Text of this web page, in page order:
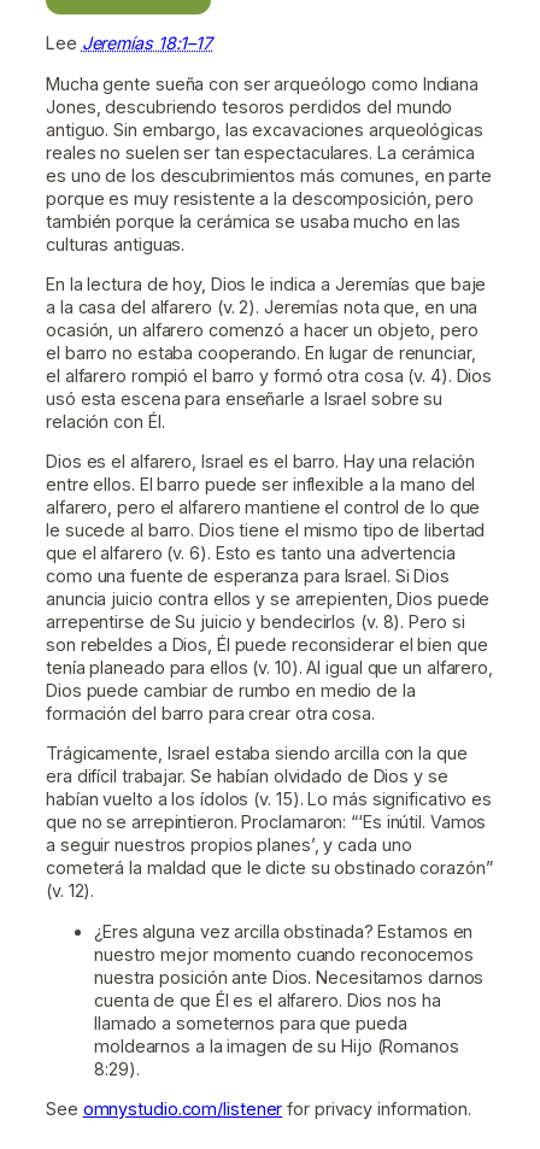
Lee Jeremías 18:1–17
Mucha gente sueña con ser arqueólogo como Indiana
Jones, descubriendo tesoros perdidos del mundo
antiguo. Sin embargo, las excavaciones arqueológicas
reales no suelen ser tan espectaculares. La cerámica
es uno de los descubrimientos más comunes, en parte
porque es muy resistente a la descomposición, pero
también porque la cerámica se usaba mucho en las
culturas antiguas.
En la lectura de hoy, Dios le indica a Jeremías que baje
a la casa del alfarero (v. 2). Jeremías nota que, en una
ocasión, un alfarero comenzó a hacer un objeto, pero
el barro no estaba cooperando. En lugar de renunciar,
el alfarero rompió el barro y formó otra cosa (v. 4). Dios
usó esta escena para enseñarle a Israel sobre su
relación con Él.
Dios es el alfarero, Israel es el barro. Hay una relación
entre ellos. El barro puede ser inflexible a la mano del
alfarero, pero el alfarero mantiene el control de lo que
le sucede al barro. Dios tiene el mismo tipo de libertad
que el alfarero (v. 6). Esto es tanto una advertencia
como una fuente de esperanza para Israel. Si Dios
anuncia juicio contra ellos y se arrepienten, Dios puede
arrepentirse de Su juicio y bendecirlos (v. 8). Pero si
son rebeldes a Dios, Él puede reconsiderar el bien que
tenía planeado para ellos (v. 10). Al igual que un alfarero,
Dios puede cambiar de rumbo en medio de la
formación del barro para crear otra cosa.
Trágicamente, Israel estaba siendo arcilla con la que
era difícil trabajar. Se habían olvidado de Dios y se
habían vuelto a los ídolos (v. 15). Lo más significativo es
que no se arrepintieron. Proclamaron: “‘Es inútil. Vamos
a seguir nuestros propios planes’, y cada uno
cometerá la maldad que le dicte su obstinado corazón”
(v. 12).
¿Eres alguna vez arcilla obstinada? Estamos en
nuestro mejor momento cuando reconocemos
nuestra posición ante Dios. Necesitamos darnos
cuenta de que Él es el alfarero. Dios nos ha
llamado a someternos para que pueda
moldearnos a la imagen de su Hijo (Romanos
8:29).
See omnystudio.com/listener for privacy information.